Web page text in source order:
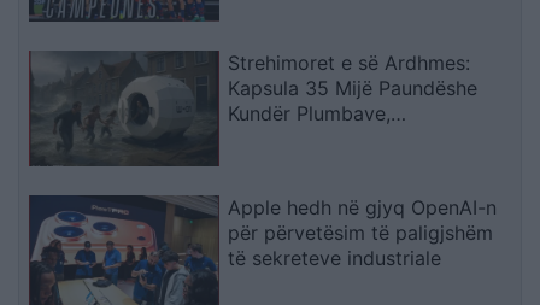
Strehimoret e së Ardhmes:
Kapsula 35 Mijë Paundëshe
Kundër Plumbave,
Apple hedh në gjyq OpenAI-n
për përvetësim të paligjshëm
të sekreteve industriale